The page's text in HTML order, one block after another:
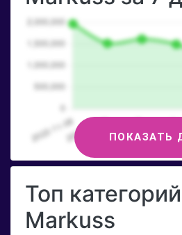
ПОКАЗАТЬ
Топ
Markuss